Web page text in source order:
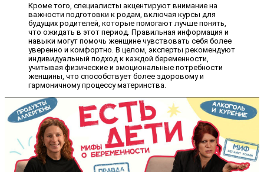
Кроме того, специалисты акцентируют внимание на
важности подготовки к родам, включая курсы для
будущих родителей, которые помогают лучше понять,
что ожидать в этот период. Правильная информация и
навыки могут помочь женщине чувствовать себя более
уверенно и комфортно. В целом, эксперты рекомендуют
индивидуальный подход к каждой беременности,
учитывая физические и эмоциональные потребности
женщины, что способствует более здоровому и
гармоничному процессу материнства.